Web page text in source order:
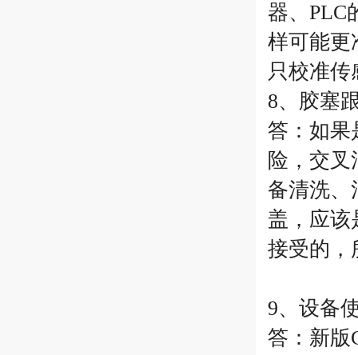
器、
样可能更
只校准
8、胶塞
答：如果
险，交
备清洗、
盖，应该
接受的，
9、设备
答：新版